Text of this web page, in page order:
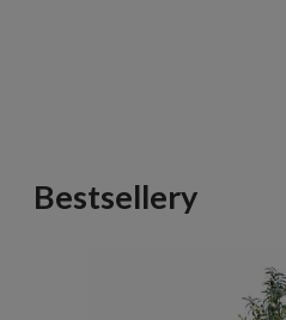
Bestsellery